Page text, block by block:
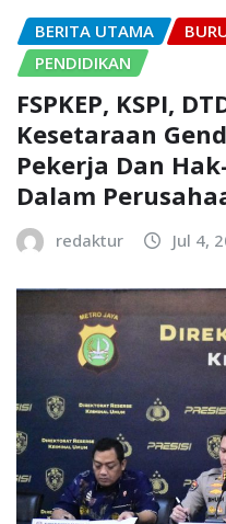
BERITA UTAMA
PENDIDIKAN
FSPKEP, KSPI,
Kesetaraan
Pekerja Dan
Dalam
redaktur Jul 4,